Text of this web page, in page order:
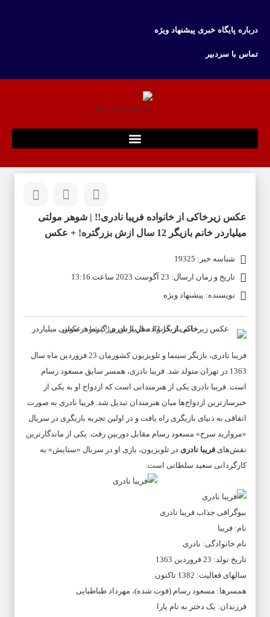
درباره پایگاه خبری پیشنهاد ویژه
تماس با سردبیر
عکس زیرخاکی از خانواده فریبا نادری!! | شوهر مولتی
میلیاردر خانم بازیگر 12 سال ازش بزرگتره! + عکس
شناسه خبر: 19325
تاریخ و زمان ارسال: 23 آگوست 2023 ساعت 13:16
نویسنده: پیشنهاد ویژه
فریبا نادری
، بازیگر سینما و تلویزیون کشورمان 23 فروردین ماه سال
1363 در تهران متولد شد.
فریبا نادری، همسر سابق مسعود رسام
است. فریبا نادری یکی از هنرمندانی است که ازدواج او به یکی از
خبرسازترین ازدواج‌ها میان هنرمندان تبدیل شد. فریبا نادری به صورت
اتفاقی به دنیای بازیگری راه یافت و در اولین تجربه بازیگری در سریال
«مروارید سرخ» مسعود رسام مقابل دوربین رفت. یکی از ماندگارترین
نقش‌های فریبا نادری در تلویزیون، بازی او در سریال «ستایش» به
کارگردانی سعید سلطانی است.
بیوگرافی جذاب فریبا نادری
نام: فریبا
نام خانوادگی: نادری
تاریخ تولد: 23 فروردین 1363
سالهای فعالیت: 1382 تاکنون
همسرها: مسعود رسام (فوت شده)، مهرداد طباطبایی
فرزندان: یک دختر به نام یارا